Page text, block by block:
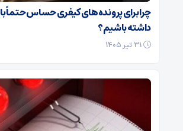
چرا برای پرونده‌های کیفری حساس حتماً
داشته باشیم؟